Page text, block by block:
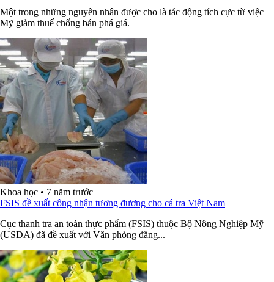
Một trong những nguyên nhân được cho là tác động tích cực từ việc
Mỹ giảm thuế chống bán phá giá.
Khoa học • 7 năm trước
FSIS đề xuất công nhận tương đương cho cá tra Việt Nam
Cục thanh tra an toàn thực phẩm (FSIS) thuộc Bộ Nông Nghiệp Mỹ
(USDA) đã đề xuất với Văn phòng đăng...